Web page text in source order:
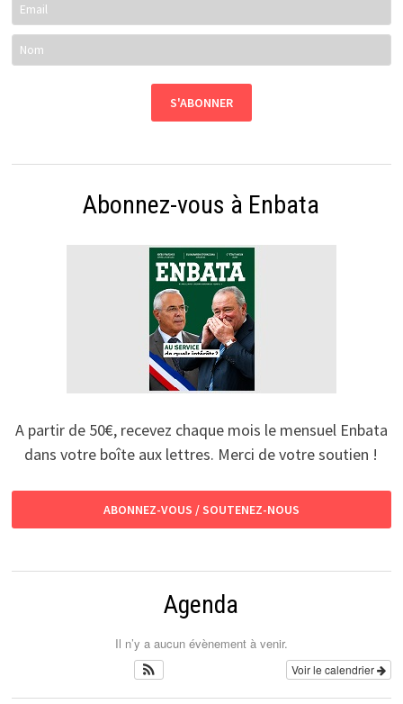
Abonnez-vous à Enbata
A partir de 50€, recevez chaque mois le mensuel Enbata
dans votre boîte aux lettres. Merci de votre soutien !
ABONNEZ-VOUS / SOUTENEZ-NOUS
Agenda
Il n’y a aucun évènement à venir.
Voir le calendrier